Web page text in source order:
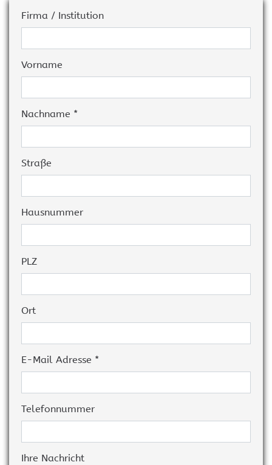
Firma / Institution
Vorname
Nachname *
Straße
Hausnummer
PLZ
Ort
E-Mail Adresse *
Telefonnummer
Ihre Nachricht